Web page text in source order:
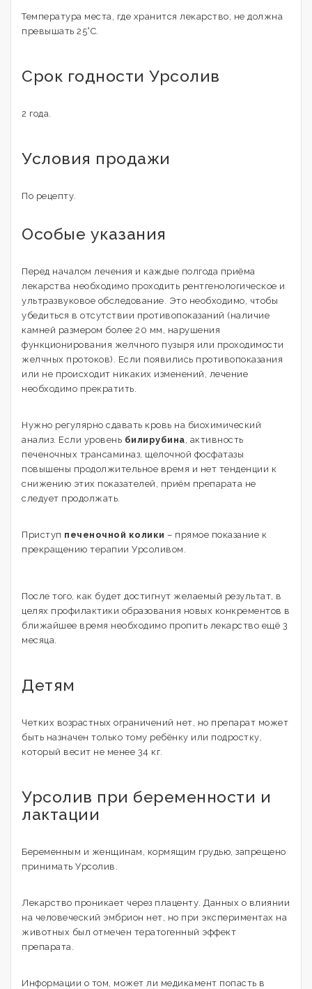
Температура места, где хранится лекарство, не должна
превышать 25°С.
Срок годности Урсолив
2 года.
Условия продажи
По рецепту.
Особые указания
Перед началом лечения и каждые полгода приёма
лекарства необходимо проходить рентгенологическое и
ультразвуковое обследование. Это необходимо, чтобы
убедиться в отсутствии противопоказаний (наличие
камней размером более 20 мм, нарушения
функционирования желчного пузыря или проходимости
желчных протоков). Если появились противопоказания
или не происходит никаких изменений, лечение
необходимо прекратить.
Нужно регулярно сдавать кровь на биохимический
анализ. Если уровень билирубина , активность
печеночных трансаминаз, щелочной фосфатазы
повышены продолжительное время и нет тенденции к
снижению этих показателей, приём препарата не
следует продолжать.
Приступ печеночной колики – прямое показание к
прекращению терапии Урсоливом.
После того, как будет достигнут желаемый результат, в
целях профилактики образования новых конкрементов в
ближайшее время необходимо пропить лекарство ещё 3
месяца.
Детям
Четких возрастных ограничений нет, но препарат может
быть назначен только тому ребёнку или подростку,
который весит не менее 34 кг.
Урсолив при беременности и
лактации
Беременным и женщинам, кормящим грудью, запрещено
принимать Урсолив.
Лекарство проникает через плаценту. Данных о влиянии
на человеческий эмбрион нет, но при экспериментах на
животных был отмечен тератогенный эффект
препарата.
Информации о том, может ли медикамент попасть в